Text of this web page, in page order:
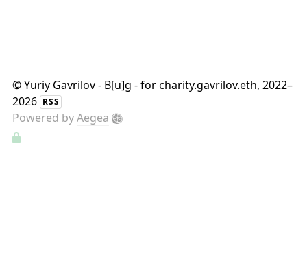
©Yuriy Gavrilov - B[u]g - for charity.gavrilov.eth, 2022–
2026 RSS
Powered byAegea